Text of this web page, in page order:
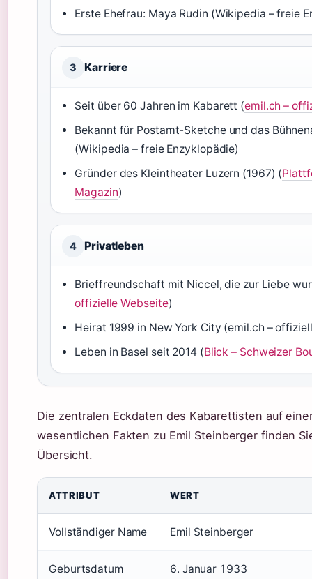
Erste Ehefrau: Maya Rudin (Wikipedia – freie
3 Karriere
Seit über 60 Jahren im Kabarett (emil.ch –
Bekannt für Postamt-Sketche und das
(Wikipedia – freie Enzyklopädie)
Gründer des Kleintheater Luzern (1967) (
Magazin)
4 Privatleben
Brieffreundschaft mit Niccel, die zur Liebe
offizielle Webseite)
Heirat 1999 in New York City (emil.ch –
Leben in Basel seit 2014 (Blick – Schweizer
Die zentralen Eckdaten des Kabarettisten auf
wesentlichen Fakten zu Emil Steinberger finden
Übersicht.
ATTRIBUT WERT
Vollständiger Name Emil Steinberger
Geburtsdatum 6. Januar 1933